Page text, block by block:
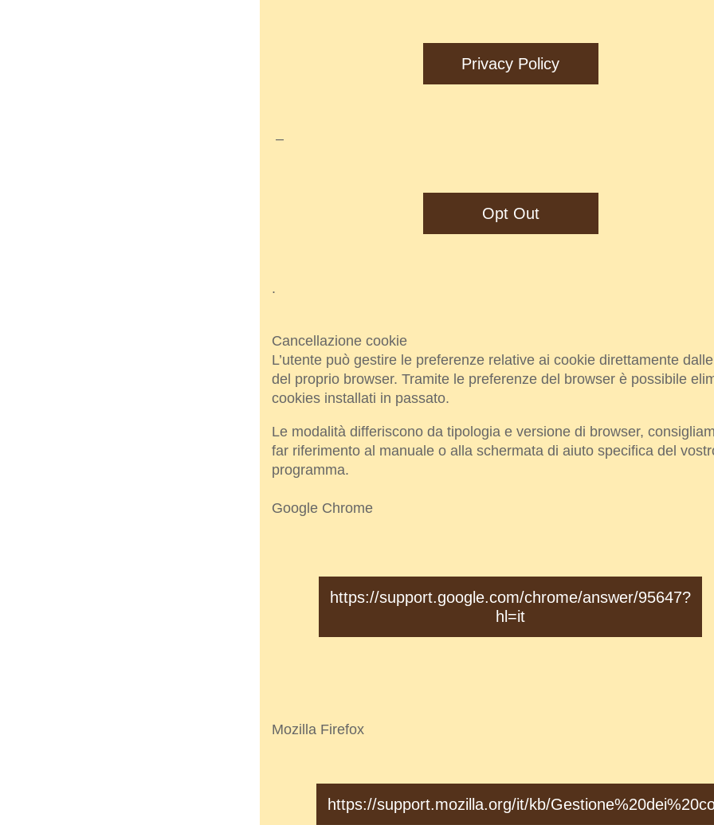
Privacy Policy
–
Opt Out
.
Cancellazione cookie
L’utente può gestire le preferenze relative ai cookie direttamente
del proprio browser. Tramite le preferenze del browser è possibile
cookies installati in passato.
Le modalità differiscono da tipologia e versione di browser,
far riferimento al manuale o alla schermata di aiuto specifica del
programma.
Google Chrome
https://support.google.com/chrome/answer/95647?
hl=it
Mozilla Firefox
https://support.mozilla.org/it/kb/